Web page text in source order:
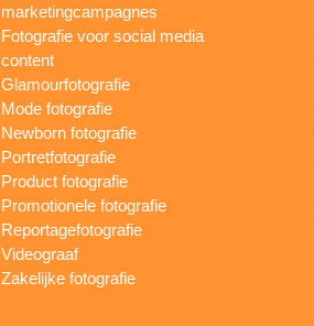
marketingcampagnes
Fotografie voor social media
content
Glamourfotografie
Mode fotografie
Newborn fotografie
Portretfotografie
Product fotografie
Promotionele fotografie
Reportagefotografie
Videograaf
Zakelijke fotografie